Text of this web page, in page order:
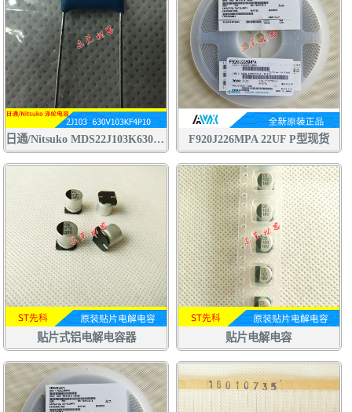
日通/Nitsuko MDS22J103K630V CBB电容 聚丙烯 聚酯膜 涤纶 金属膜 电容 F920J226MPA 22UF P型现货
贴片式铝电解电容器 贴片电解电容